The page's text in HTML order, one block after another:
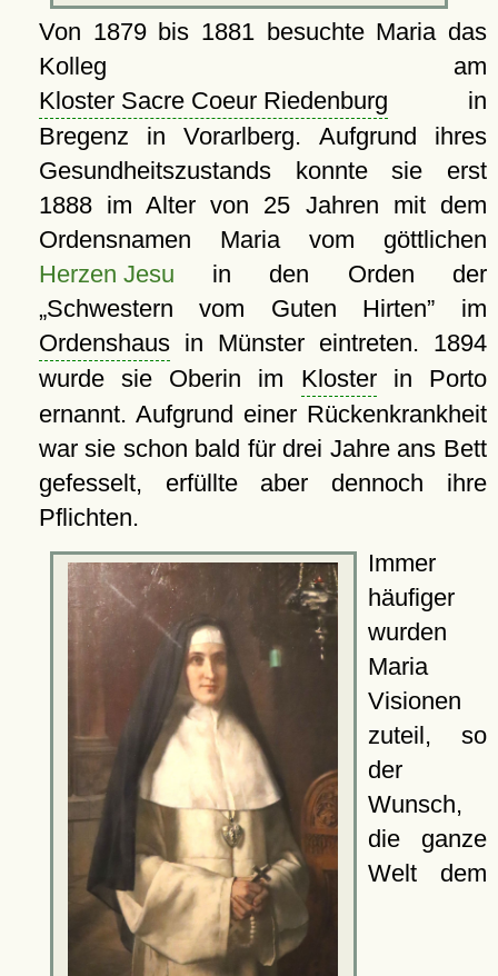
Von 1879 bis 1881 besuchte Maria das
Kolleg am
Kloster Sacre Coeur Riedenburg in
Bregenz in Vorarlberg. Aufgrund ihres
Gesundheitszustands konnte sie erst
1888 im Alter von 25 Jahren mit dem
Ordensnamen Maria vom göttlichen
Herzen Jesu in den Orden der
Schwestern vom Guten Hirten
im
Ordenshausin Münster eintreten. 1894
wurde sie Oberin im Klosterin Porto
ernannt. Aufgrund einer Rückenkrankheit
war sie schon bald für drei Jahre ans Bett
gefesselt, erfüllte aber dennoch ihre
Pflichten.
Immer
häufiger
wurden
Maria
Visionen
zuteil, so
der
Wunsch,
die ganze
Welt dem